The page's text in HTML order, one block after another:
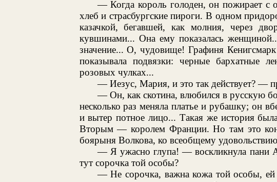
— Когда король голоден, он пожирает с
хлеб и страсбургские пироги. В одном
казачкой, бегавшей, как молния, через
кувшинами... Она ему показалась
значение... О, чудовище! Графиня
показывала подвязки: черные бархатные
розовых чулках...
— Иезус, Мария, и это так действует? —
— Он, как скотина, влюбился в русскую
несколько раз меняла платье и рубашку; он
и вытер потное лицо... Такая же история
Вторым — королем Франции. Но там это
боярыня Волкова, ко всеобщему
— Я ужасно глупа! — воскликнула
тут сорочка той особы?
— Не сорочка, важна кожа той особы,